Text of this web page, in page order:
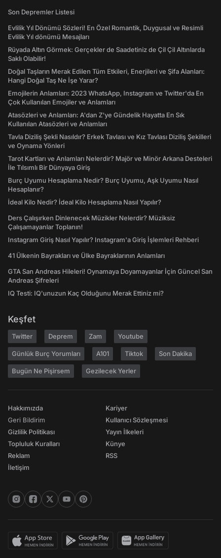
Son Depremler Listesi
Evlilik Yıl Dönümü Sözleri! En Özel Romantik, Duygusal ve Resimli
Evlilik Yıl dönümü Mesajları
Rüyada Altın Görmek: Gerçekler de Saadetiniz de Çil Çil Altınlarda
Saklı Olabilir!
Doğal Taşların Merak Edilen Tüm Etkileri, Enerjileri ve Şifa Alanları:
Hangi Doğal Taş Ne İşe Yarar?
Emojilerin Anlamları: 2023 WhatsApp, Instagram ve Twitter'da En
Çok Kullanılan Emojiler ve Anlamları
Atasözleri ve Anlamları: A'dan Z'ye Gündelik Hayatta En Sık
Kullanılan Atasözleri ve Anlamları
Tavla Diziliş Şekli Nasıldır? Erkek Tavlası ve Kız Tavlası Diziliş Şekilleri
ve Oynama Yönleri
Tarot Kartları ve Anlamları Nelerdir? Majör ve Minör Arkana Desteleri
İle Tılsımlı Bir Dünyaya Giriş
Burç Uyumu Hesaplama Nedir? Burç Uyumu, Aşk Uyumu Nasıl
Hesaplanır?
İdeal Kilo Nedir? İdeal Kilo Hesaplama Nasıl Yapılır?
Ders Çalışırken Dinlenecek Müzikler Nelerdir? Müziksiz
Çalışamayanlar Toplanın!
Instagram Giriş Nasıl Yapılır? Instagram'a Giriş İşlemleri Rehberi
41 Ülkenin Bayrakları ve Ülke Bayraklarının Anlamları
GTA San Andreas Hileleri! Oynamaya Doyamayanlar İçin Güncel San
Andreas Şifreleri
IQ Testi: IQ'unuzun Kaç Olduğunu Merak Ettiniz mi?
Keşfet
Twitter Deprem Zam Youtube
Günlük Burç Yorumları A101 Tiktok Son Dakika
Bugün Ne Pişirsem Gezilecek Yerler
Hakkımızda
Geri Bildirim
Gizlilik Politikası
Topluluk Kuralları
Reklam
İletişim
Kariyer
Kullanıcı Sözleşmesi
Yayın İlkeleri
Künye
RSS